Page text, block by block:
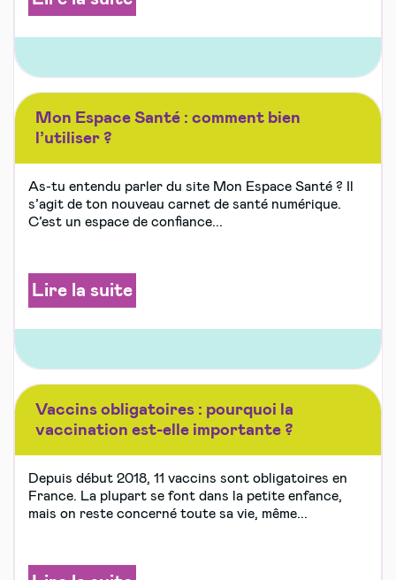
Mon Espace Santé : comment bien
l’utiliser ?
As-tu entendu parler du site Mon Espace Santé ? Il
s’agit de ton nouveau carnet de santé numérique.
C’est un espace de confiance...
Lire la suite
Vaccins obligatoires : pourquoi la
vaccination est-elle importante ?
Depuis début 2018, 11 vaccins sont obligatoires en
France. La plupart se font dans la petite enfance,
mais on reste concerné toute sa vie, même...